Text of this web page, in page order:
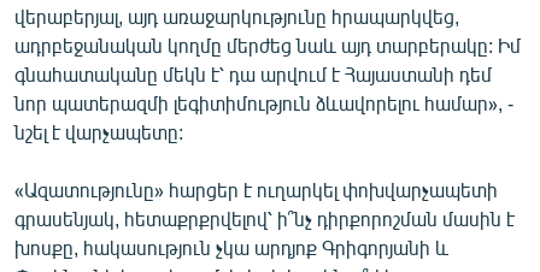
վերաբերյալ, այդ առաջարկությունը հրապարկվեց,
ադրբեջանական կողմը մերժեց նաև այդ տարբերակը: Իմ
գնահատականը մեկն է՝ դա արվում է Հայաստանի դեմ
նոր պատերազմի լեգիտիմություն ձևավորելու համար», -
նշել է վարչապետը:
«Ազատությունը» հարցեր է ուղարկել փոխվարչապետի
գրասենյակ, հետաքրքրվելով՝ ի՞նչ դիրքորոշման մասին է
խոսքը, հակասություն չկա արդյոք Գրիգորյանի և